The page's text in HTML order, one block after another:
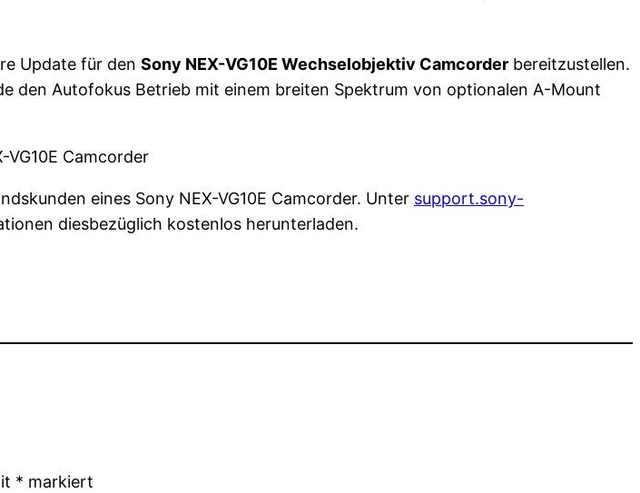
Update für den Sony NEX-VG10E Wechselobjektiv Camcorder bereitzustellen.
den Autofokus Betrieb mit einem breiten Spektrum von optionalen A-Mount
eines Sony NEX-VG10E Camcorder. Unter support.sony-
diesbezüglich kostenlos herunterladen.
* markiert